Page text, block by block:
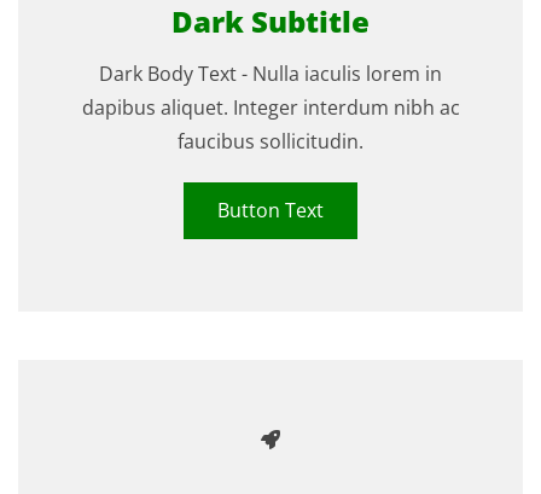
Dark Subtitle
Dark Body Text - Nulla iaculis lorem in
dapibus aliquet. Integer interdum nibh ac
faucibus sollicitudin.
Button Text